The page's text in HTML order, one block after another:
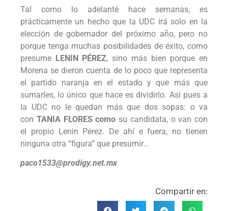
Tal como lo adelanté hace semanas, es
prácticamente un hecho que la UDC irá solo en la
elección de gobernador del próximo año, pero no
porque tenga muchas posibilidades de éxito, como
presume LENIN PÉREZ, sino más bien porque en
Morena se dieron cuenta de lo poco que representa
el partido naranja en el estado y que más que
sumarles, lo único que hace es dividirlo. Así pues a
la UDC no le quedan más que dos sopas: o va
con TANIA FLORES como su candidata, o van con
el propio Lenin Pérez. De ahí e fuera, no tienen
ninguna otra “figura” que presumir…
paco1533@prodigy.net.mx
Compartir en: